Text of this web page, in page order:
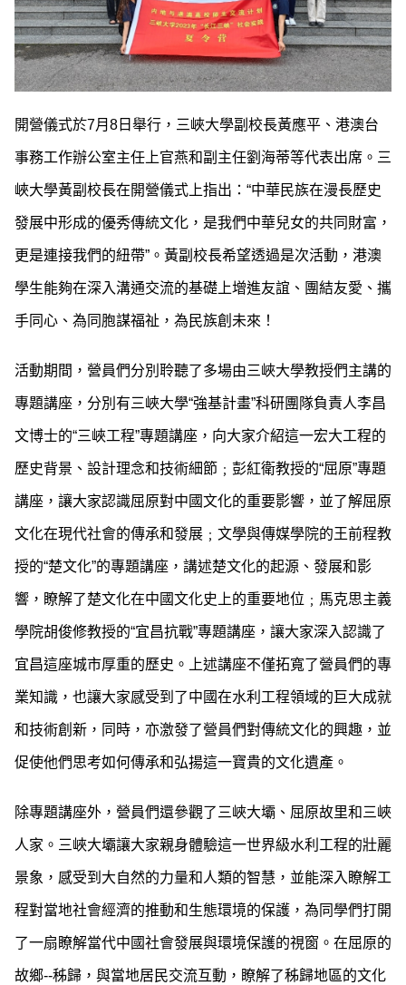
開營儀式於7月8日舉行，三峽大學副校長黃應平、港澳台
事務工作辦公室主任上官燕和副主任劉海蒂等代表出席。三
峽大學黃副校長在開營儀式上指出：“中華民族在漫長歷史
發展中形成的優秀傳統文化，是我們中華兒女的共同財富，
更是連接我們的紐帶”。黃副校長希望透過是次活動，港澳
學生能夠在深入溝通交流的基礎上增進友誼、團結友愛、攜
手同心、為同胞謀福祉，為民族創未來！
活動期間，營員們分別聆聽了多場由三峽大學教授們主講的
專題講座，分別有三峽大學“強基計畫”科研團隊負責人李昌
文博士的“三峽工程”專題講座，向大家介紹這一宏大工程的
歷史背景、設計理念和技術細節﹔彭紅衛教授的“屈原”專題
講座，讓大家認識屈原對中國文化的重要影響，並了解屈原
文化在現代社會的傳承和發展﹔文學與傳媒學院的王前程教
授的“楚文化”的專題講座，講述楚文化的起源、發展和影
響，瞭解了楚文化在中國文化史上的重要地位﹔馬克思主義
學院胡俊修教授的“宜昌抗戰”專題講座，讓大家深入認識了
宜昌這座城市厚重的歷史。上述講座不僅拓寬了營員們的專
業知識，也讓大家感受到了中國在水利工程領域的巨大成就
和技術創新，同時，亦激發了營員們對傳統文化的興趣，並
促使他們思考如何傳承和弘揚這一寶貴的文化遺產。
除專題講座外，營員們還參觀了三峽大壩、屈原故里和三峽
人家。三峽大壩讓大家親身體驗這一世界級水利工程的壯麗
景象，感受到大自然的力量和人類的智慧，並能深入瞭解工
程對當地社會經濟的推動和生態環境的保護，為同學們打開
了一扇瞭解當代中國社會發展與環境保護的視窗。在屈原的
故鄉--秭歸，與當地居民交流互動，瞭解了秭歸地區的文化